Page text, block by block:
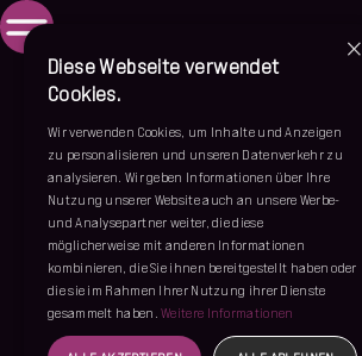
×
Diese Webseite verwendet
Cookies.
Wir verwenden Cookies, um Inhalte und Anzeigen
zu personalisieren und unseren Datenverkehr zu
analysieren. Wir geben Informationen über Ihre
Nutzung unserer Website auch an unsere Werbe-
und Analysepartner weiter, die diese
möglicherweise mit anderen Informationen
kombinieren, die Sie ihnen bereitgestellt haben oder
die sie im Rahmen Ihrer Nutzung ihrer Dienste
gesammelt haben.Weitere Informationen